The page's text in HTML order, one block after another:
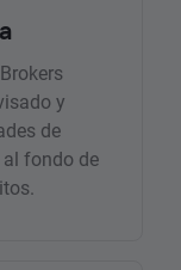
y
de
fondo de